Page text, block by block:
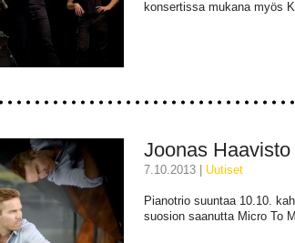
konsertissa mukana myös
Joonas
7.10.2013 | uutiset
Pianotrio suuntaa 10.10.
suosion saanutta Micro To